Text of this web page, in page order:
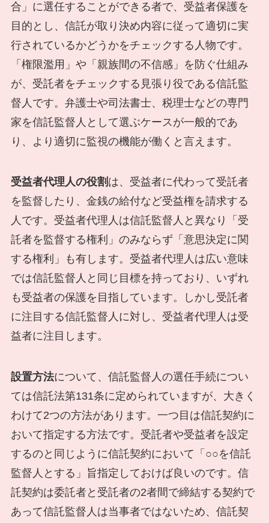
合」に選任することができる者で、受益者保護を
目的とし、信託が取り決め内容に従って適切に実
行されているかどうかをチェックする人物です。
「権限濫用」や「親族間の不信感」を防ぐ仕組み
が、受託者をチェックする見張り役である信託監
督人です。弁護士や司法書士、税理士などの専門
家を信託監督人として選ぶケースが一般的であ
り、より適切に監視の機能が働くと言えます。
受益者代理人の役割 は、受益者に代わって受託者
を監督したり、金銭の給付など受益権を請求する
人です。受益者代理人は信託監督人と異なり「受
託者を監督する権利」のみならず「意思決定に関
する権利」も有します。受益者代理人は広い意味
では信託監督人と同じ目標を持っており、いずれ
も受益者の保護を目指しています。しかし受託者
に注目する信託監督人に対し、受益者代理人は受
益者に注目します。
設置方法について、信託監督人の選任手続につい
ては信託法第131条に定められていますが、大きく
わけて2つの方法があります。一つ目は信託契約に
おいて指定する方法です。受託者や受益者を設定
するのと同じように信託契約において「○○を信託
監督人とする」旨指定しておけば良いのです。信
託契約は委託者と受託者の2者間で締結する契約で
あって信託監督人は当事者ではないため、信託契